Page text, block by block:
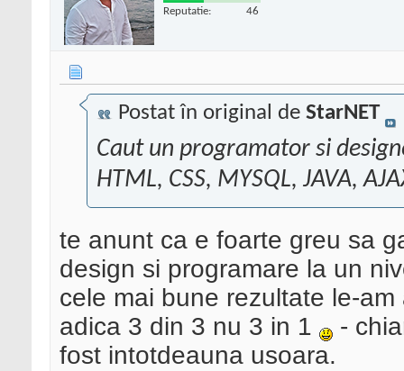
Reputatie: 46
Postat în original de StarNET
Caut un programator si
HTML, CSS, MYSQL, JAVA,
te anunt ca e foarte greu sa
design si programare la un
cele mai bune rezultate le-
adica 3 din 3 nu 3 in 1
-
fost intotdeauna usoara.